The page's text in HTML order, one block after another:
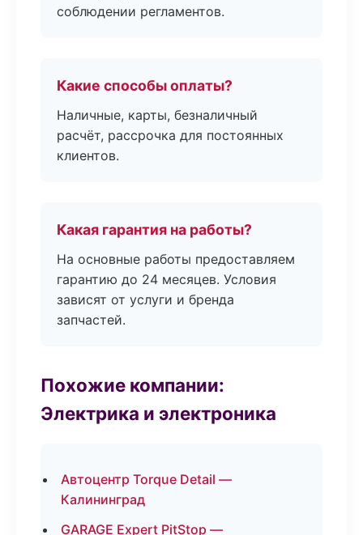
соблюдении регламентов.
Какие способы оплаты?
Наличные, карты, безналичный
расчёт, рассрочка для постоянных
клиентов.
Какая гарантия на работы?
На основные работы предоставляем
гарантию до 24 месяцев. Условия
зависят от услуги и бренда
запчастей.
Похожие компании:
Электрика и электроника
Автоцентр Torque Detail —
Калининград
GARAGE Expert PitStop —